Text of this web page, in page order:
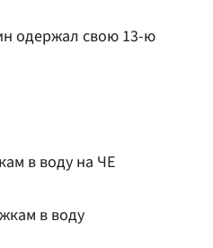
одержал свою 13-ю
в воду на ЧЕ
в воду